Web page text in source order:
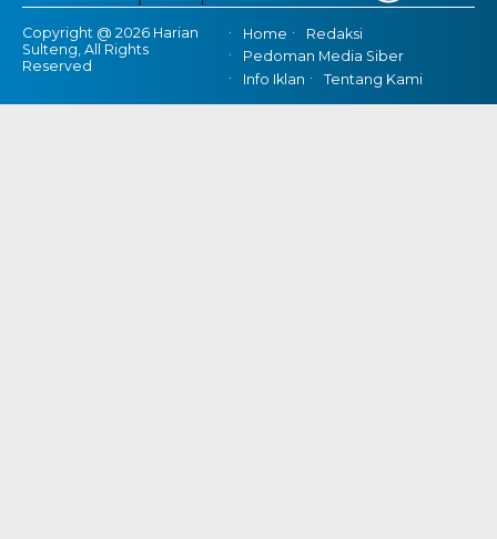
Copyright @ 2026 Harian
Sulteng, All Rights
Reserved
Home
Redaksi
Pedoman Media Siber
Info Iklan
Tentang Kami